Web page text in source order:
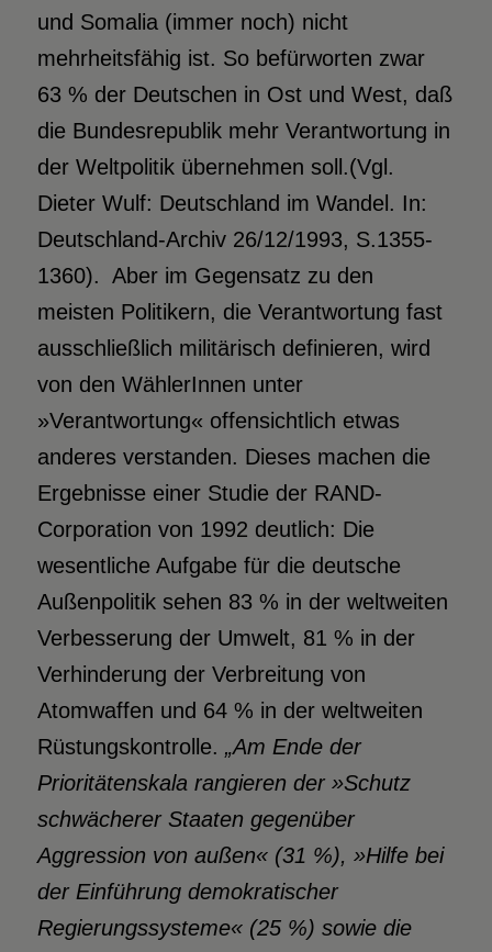
und Somalia (immer noch) nicht
mehrheitsfähig ist. So befürworten zwar
63 % der Deutschen in Ost und West, daß
die Bundesrepublik mehr Verantwortung in
der Weltpolitik übernehmen soll.(Vgl.
Dieter Wulf: Deutschland im Wandel. In:
Deutschland-Archiv 26/12/1993, S.1355-
1360). Aber im Gegensatz zu den
meisten Politikern, die Verantwortung fast
ausschließlich militärisch definieren, wird
von den WählerInnen unter
»Verantwortung« offensichtlich etwas
anderes verstanden. Dieses machen die
Ergebnisse einer Studie der RAND-
Corporation von 1992 deutlich: Die
wesentliche Aufgabe für die deutsche
Außenpolitik sehen 83 % in der weltweiten
Verbesserung der Umwelt, 81 % in der
Verhinderung der Verbreitung von
Atomwaffen und 64 % in der weltweiten
Rüstungskontrolle. „Am Ende der
Prioritätenskala rangieren der »Schutz
schwächerer Staaten gegenüber
Aggression von außen« (31 %), »Hilfe bei
der Einführung demokratischer
Regierungssysteme« (25 %) sowie die